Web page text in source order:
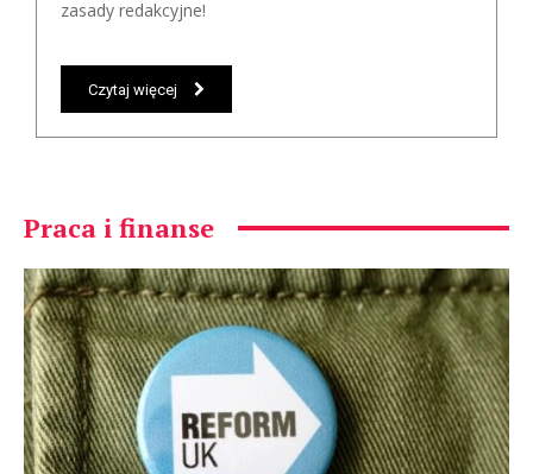
zasady redakcyjne!
Czytaj więcej
Praca i finanse